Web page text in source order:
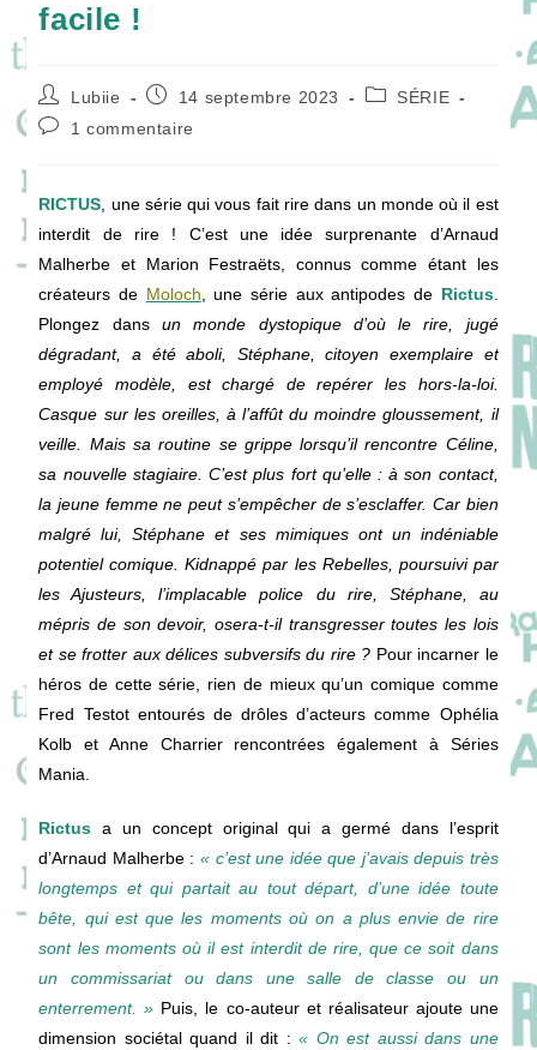
facile !
Auteur/autrice
de
la
Lubiie
Publication
14 septembre 2023
PostSÉRIE
Commentaires
1 commentaire
RICTUS , une série qui vous fait rire dans un monde où il est
interdit de rire ! C’est une idée surprenante d’Arnaud
Malherbe et Marion Festraëts, connus comme étant les
créateurs de Moloch , une série aux antipodes de Rictus.
Plongez dans un monde dystopique d’où le rire, jugé
dégradant, a été aboli, Stéphane, citoyen exemplaire et
employé modèle, est chargé de repérer les hors-la-loi.
Casque sur les oreilles, à l’affût du moindre gloussement, il
veille. Mais sa routine se grippe lorsqu’il rencontre Céline,
sa nouvelle stagiaire. C’est plus fort qu’elle : à son contact,
la jeune femme ne peut s’empêcher de s’esclaffer. Car bien
malgré lui, Stéphane et ses mimiques ont un indéniable
potentiel comique. Kidnappé par les Rebelles, poursuivi par
les Ajusteurs, l’implacable police du rire, Stéphane, au
mépris de son devoir, osera-t-il transgresser toutes les lois
et se frotter aux délices subversifs du rire ? Pour incarner le
héros de cette série, rien de mieux qu’un comique comme
Fred Testot entourés de drôles d’acteurs comme Ophélia
Kolb et Anne Charrier rencontrées également à Séries
Mania.
Rictus a un concept original qui a germé dans l’esprit
d’Arnaud Malherbe : « c’estune idéeque j’avaisdepuis très
longtemps etqui partaitau toutdépart, d’uneidée toute
bête, qui estqueles moments oùon a plusenviede rire
sont les moments oùilest interdit de rire,quecesoit dans
un commissariat oudans unesalle declasseou un
enterrement. » Puis, le co-auteur et réalisateur ajoute une
dimension sociétal quand il dit :« On est aussi dans une